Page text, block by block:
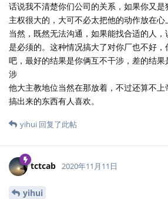
话说我不清楚你们公司的关系，如果你又是
主权很大的，大可不必太把他的动作放在心
当然，既然无法沟通，如果能找合适的人
是必须的。这种情况搞大了对你厂也不好
吧，最好的结果是你俩互不干涉，差的结
涉
他大主教地位当然在那放着，不过还算不
搞出来的东西有人喜欢。
yihui 回复了此帖
tctcab 2020年11月11日
yihui